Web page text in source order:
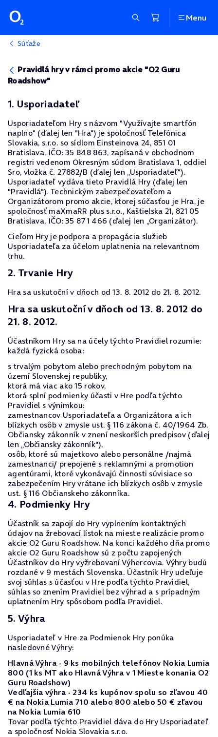
Menu
Súťaže
Pravidlá hry v rámci promo akcie "O2 Guru
Roadshow"
1. Usporiadateľ
Usporiadateľom Hry s názvom "Využívajte smartfón
naplno" (ďalej len "Hra") je spoločnosť Telefónica
Slovakia, s.r.o. so sídlom Einsteinova 24, 851 01
Bratislava, IČO: 35 848 863, zapísaná v obchodnom
registri vedenom Okresným súdom Bratislava 1, oddiel
Sro, vložka č. 27882/B (ďalej len „Usporiadateľ").
Usporiadateľ vydáva tieto Pravidlá Hry (ďalej len
"Pravidlá"). Technickým zabezpečovateľom a
Organizátorom promo akcie, ktorej súčasťou je Hra, je
spoločnosť maXmaRR plus s.r.o., Kaštielska 21, 821 05
Bratislava, IČO: 35 871 466 (ďalej len „Organizátor).
Cieľom Hry je podpora a propagácia služieb
Usporiadateľa za účelom uplatnenia na relevantnom
trhu.
2. Trvanie Hry
Hra sa uskutoční v dňoch od 13. 8. 2012 do 21. 8. 2012.
Hra sa uskutoční v dňoch od 13. 8. 2012 do
21. 8. 2012.
Účastníkom Hry sa na účely týchto Pravidiel rozumie:
každá fyzická osoba:
s trvalým pobytom alebo prechodným pobytom na
území Slovenskej republiky,
ktorá má viac ako 15 rokov,
ktorá splní podmienky účasti v Hre podľa týchto
Pravidiel s výnimkou:
zamestnancov Usporiadateľa a Organizátora a ich
blízkych osôb v zmysle ust. § 116 zákona č. 40/1964 Zb.
Občiansky zákonník v znení neskorších predpisov (ďalej
len „Občiansky zákonník"),
osôb, ktoré sú majetkovo alebo personálne /najmä
zamestnanci/ prepojené s reklamnými a promotion
agentúrami, ktoré vykonávajú činnosti súvisiace so
zabezpečením Hry vrátane ich blízkych osôb v zmysle
ust. § 116 Občianskeho zákonníka.
4. Podmienky Hry
Účastník sa zapojí do Hry vyplnením kontaktných
údajov na žrebovací lístok na mieste realizácie promo
akcie O2 Guru Roadshow. Na konci každého dňa promo
akcie O2 Guru Roadshow sú z počtu zapojených
Účastníkov do Hry vyžrebovaní Výhercovia. Výhry budú
rozdané v 9 mestách Slovenska. Účastník Hry udeľuje
svoj súhlas s účasťou v Hre podľa týchto Pravidiel,
súhlas so znením Pravidiel bez výhrad a s prípadným
uplatnením Hry spôsobom podľa Pravidiel.
5. Výhra
Usporiadateľ v Hre za Podmienok Hry ponúka
nasledovné Výhry:
Hlavná Výhra - 9 ks mobilných telefónov Nokia Lumia
800 (1 ks MT ako Hlavná Výhra v 1 Mieste konania O2
Guru Roadshow)
Vedľajšia výhra - 234 ks kupónov spolu so zľavou 40
€ na Nokia Lumia 710 alebo 800 alebo 50 € zľavou
na Nokia Lumia 610
Tovar podľa týchto Pravidiel dáva do Hry Usporiadateľ
a spoločnosť Nokia Slovakia s.r.o.